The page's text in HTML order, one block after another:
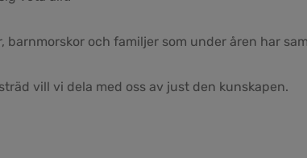
barnmorskor och familjer som under åren har
vill vi dela med oss av just den kunskapen.